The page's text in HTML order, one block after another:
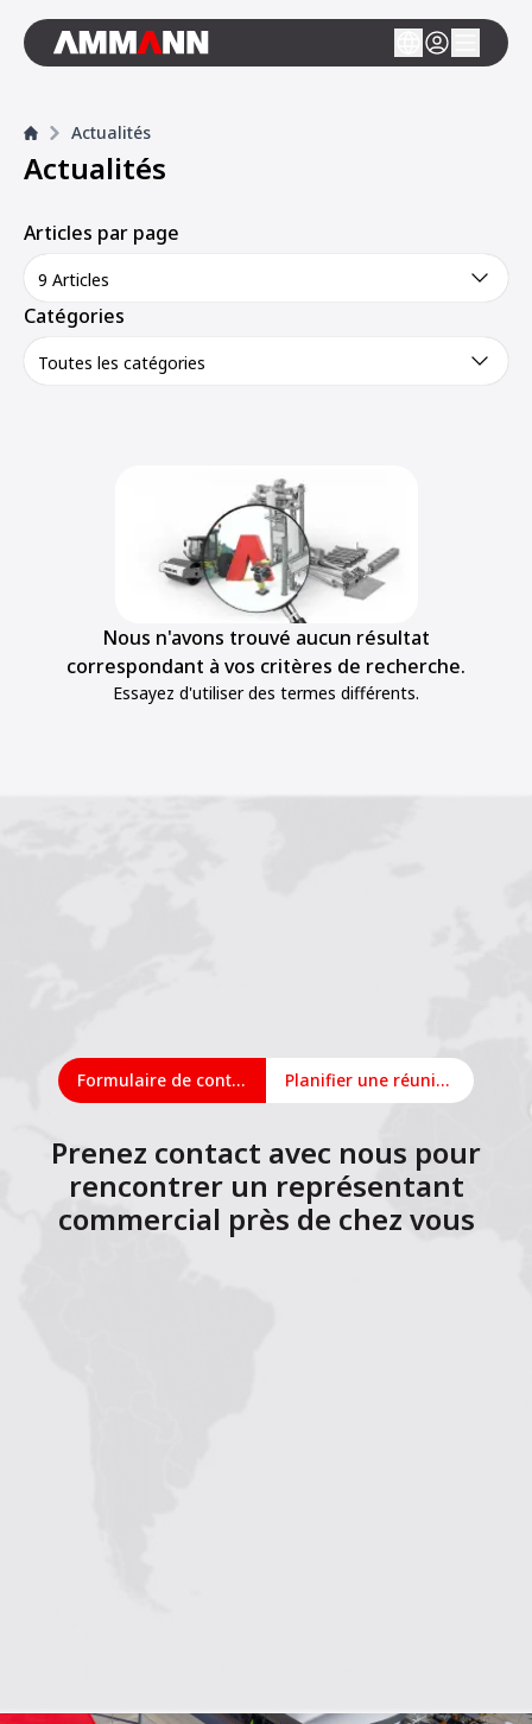
Actualités
Actualités
Articles par page
9 Articles
Catégories
Toutes les catégories
Nous n'avons trouvé aucun résultat
correspondant à vos critères de recherche.
Essayez d'utiliser des termes différents.
Formulaire de contact Planifier une réunion en ligne
Prenez contact avec nous pour
rencontrer un représentant
commercial près de chez vous